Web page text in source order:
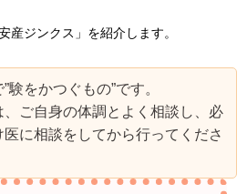
産ジンクス」を紹介します。
をかつぐもの”です。
ご自身の体調とよく相談し、必
に相談をしてから行ってくださ